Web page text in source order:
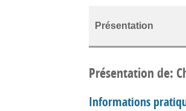
Présentation
Présentation de:
Informations